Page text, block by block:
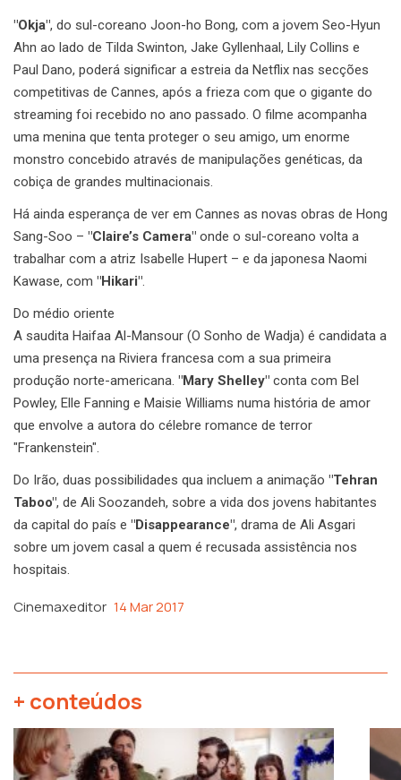
"Okja", do sul-coreano Joon-ho Bong, com a jovem Seo-Hyun
Ahn ao lado de Tilda Swinton, Jake Gyllenhaal, Lily Collins e
Paul Dano, poderá significar a estreia da Netflix nas secções
competitivas de Cannes, após a frieza com que o gigante do
streaming foi recebido no ano passado. O filme acompanha
uma menina que tenta proteger o seu amigo, um enorme
monstro concebido através de manipulações genéticas, da
cobiça de grandes multinacionais.
Há ainda esperança de ver em Cannes as novas obras de Hong
Sang-Soo – "Claire’s Camera" onde o sul-coreano volta a
trabalhar com a atriz Isabelle Hupert – e da japonesa Naomi
Kawase, com "Hikari".
Do médio oriente
A saudita Haifaa Al-Mansour (O Sonho de Wadja) é candidata a
uma presença na Riviera francesa com a sua primeira
produção norte-americana. "Mary Shelley" conta com Bel
Powley, Elle Fanning e Maisie Williams numa história de amor
que envolve a autora do célebre romance de terror
"Frankenstein".
Do Irão, duas possibilidades qua incluem a animação "Tehran
Taboo", de Ali Soozandeh, sobre a vida dos jovens habitantes
da capital do país e "Disappearance", drama de Ali Asgari
sobre um jovem casal a quem é recusada assistência nos
hospitais.
Cinemaxeditor 14 Mar 2017
+ conteúdos